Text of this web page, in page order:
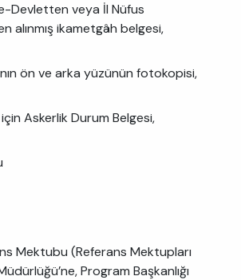
Devletten veya İl Nüfus
alınmış ikametgâh belgesi,
ön ve arka yüzünün fotokopisi,
Askerlik Durum Belgesi,
Mektubu (Referans Mektupları
Program Başkanlığı